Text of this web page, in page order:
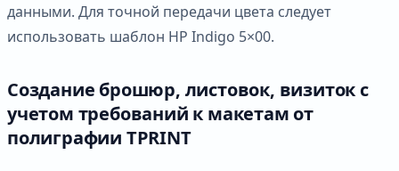
данными. Для точной передачи цвета следует
использовать шаблон HP Indigo 5×00.
Создание брошюр, листовок, визиток с
учетом требований к макетам от
полиграфии TPRINT